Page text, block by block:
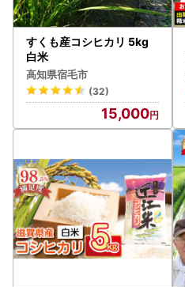
すくも産コシヒカリ 5kg
白米
高知県宿毛市
(32)
15,000